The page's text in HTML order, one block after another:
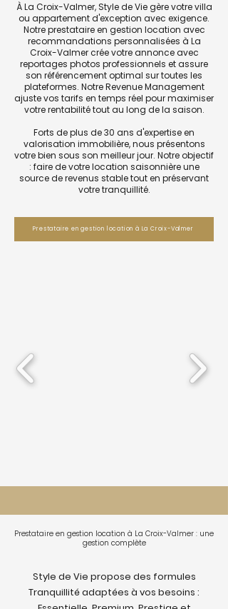
À La Croix-Valmer, Style de Vie gère votre villa
ou appartement d'exception avec exigence.
Notre prestataire en gestion location avec
recommandations personnalisées à La
Croix-Valmer crée votre annonce avec
reportages photos professionnels et assure
son référencement optimal sur toutes les
plateformes. Notre Revenue Management
ajuste vos tarifs en temps réel pour maximiser
votre rentabilité tout au long de la saison.
Forts de plus de 30 ans d'expertise en
valorisation immobilière, nous présentons
votre bien sous son meilleur jour. Notre objectif
: faire de votre location saisonnière une
source de revenus stable tout en préservant
votre tranquillité.
Prestataire en gestion location à La Croix-Valmer
Prestataire en gestion location à La Croix-Valmer : une
gestion complète
Style de Vie propose des formules
Tranquillité adaptées à vos besoins :